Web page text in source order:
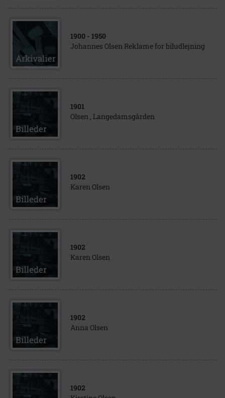
1900 - 1950
Johannes Olsen Reklame for biludlejning
1901
Olsen , Langedamsgården
1902
Karen Olsen
1902
Karen Olsen
1902
Anna Olsen
1902